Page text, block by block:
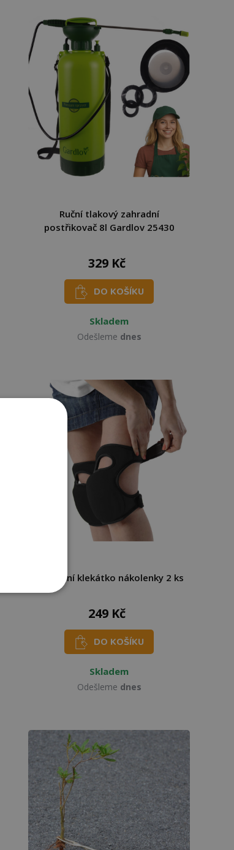
Ruční tlakový zahradní
postřikovač 8l Gardlov 25430
329 Kč
DO KOŠÍKU
Skladem
Odešleme dnes
Zahradní klekátko nákolenky 2 ks
249 Kč
DO KOŠÍKU
Skladem
Odešleme dnes